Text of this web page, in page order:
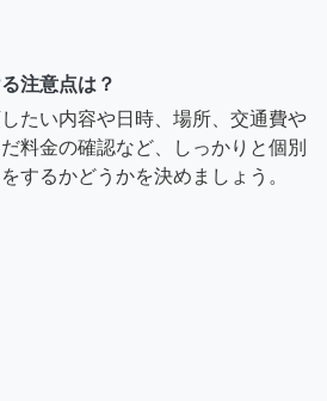
注意点は？
たい内容や日時、場所、交通費や
料金の確認など、しっかりと個別
するかどうかを決めましょう。